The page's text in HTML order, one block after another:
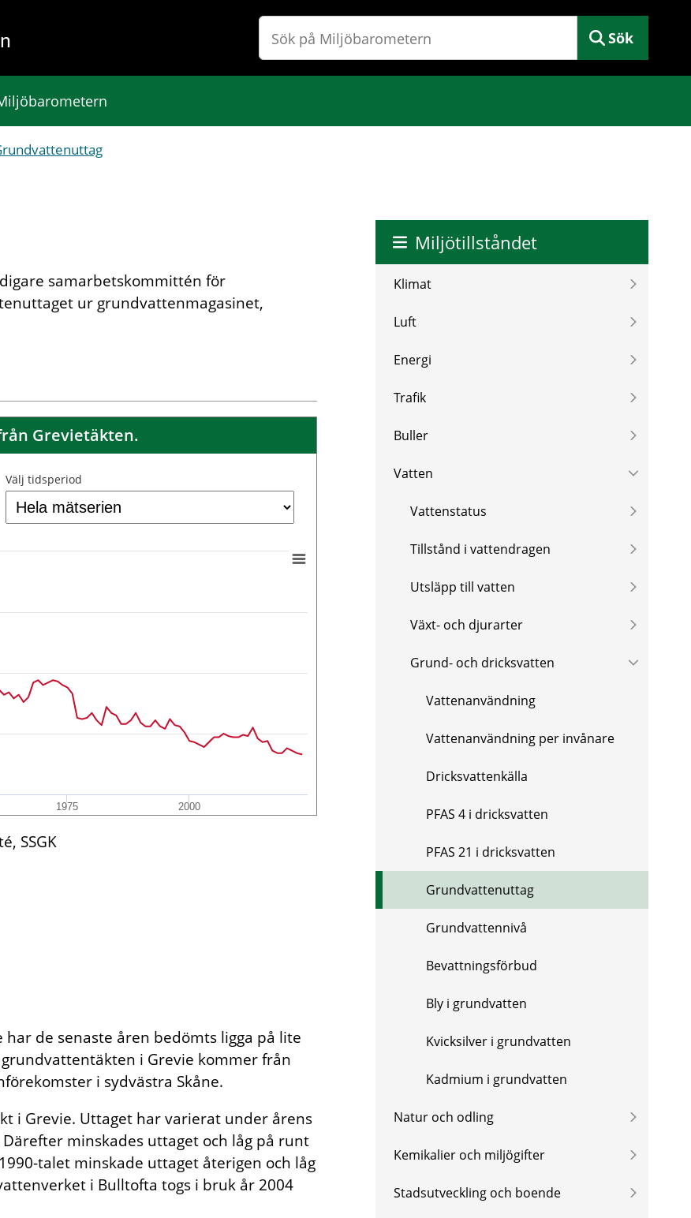
Sök
samarbetskommittén för
ur grundvattenmagasinet,
Grevietäkten.
Välj tidsperiod
1975 2000
SSGK
de senaste åren bedömts ligga på lite
i Grevie kommer från
i sydvästra Skåne.
i Grevie. Uttaget har varierat under årens
minskades uttaget och låg på runt
talet minskade uttaget återigen och låg
i Bulltofta togs i bruk år 2004
Miljötillståndet
Klimat
Luft
Energi
Trafik
Buller
Vatten
Vattenstatus
Tillstånd i vattendragen
Utsläpp till vatten
Växt- och djurarter
Grund- och dricksvatten
Vattenanvändning
Vattenanvändning per invånare
Dricksvattenkälla
PFAS 4 i dricksvatten
PFAS 21 i dricksvatten
Grundvattenuttag
Grundvattennivå
Bevattningsförbud
Bly i grundvatten
Kvicksilver i grundvatten
Kadmium i grundvatten
Natur och odling
Kemikalier och miljögifter
Stadsutveckling och boende